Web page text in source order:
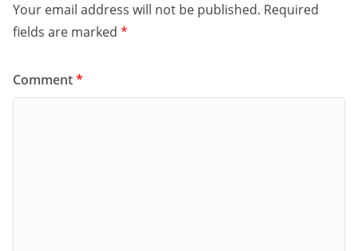
Your email address will not be published. Required
fields are marked *
Comment*